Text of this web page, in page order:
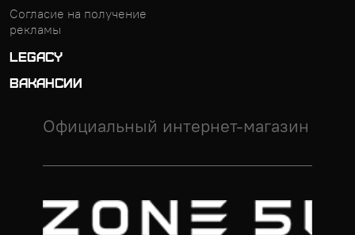
Официальный интернет-магазин
Согласие на получение
рекламы
LEGACY
ВАКАНСИИ